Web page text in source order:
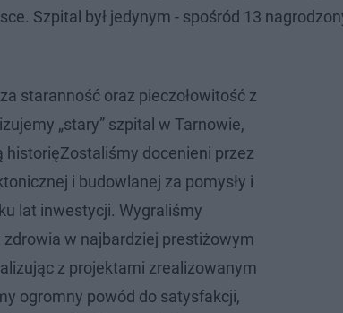
Szpital był jedynym - spośród 13
staranność oraz pieczołowitość z
„stary” szpital w Tarnowie,
historięZostaliśmy docenieni przez
i budowlanej za pomysły i
lat inwestycji. Wygraliśmy
w najbardziej prestiżowym
z projektami zrealizowanym
ogromny powód do satysfakcji,